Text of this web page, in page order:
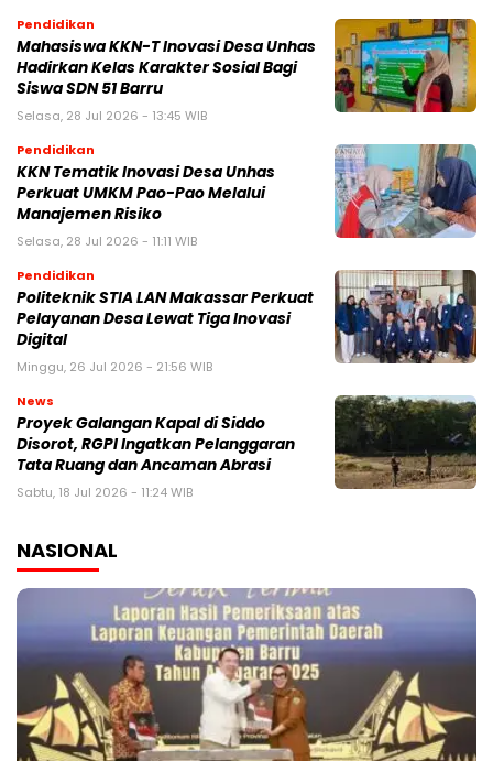
Pendidikan
Mahasiswa KKN-T Inovasi Desa Unhas
Hadirkan Kelas Karakter Sosial Bagi
Siswa SDN 51 Barru
Selasa, 28 Jul 2026 - 13:45 WIB
Pendidikan
KKN Tematik Inovasi Desa Unhas
Perkuat UMKM Pao-Pao Melalui
Manajemen Risiko
Selasa, 28 Jul 2026 - 11:11 WIB
Pendidikan
Politeknik STIA LAN Makassar Perkuat
Pelayanan Desa Lewat Tiga Inovasi
Digital
Minggu, 26 Jul 2026 - 21:56 WIB
News
Proyek Galangan Kapal di Siddo
Disorot, RGPI Ingatkan Pelanggaran
Tata Ruang dan Ancaman Abrasi
Sabtu, 18 Jul 2026 - 11:24 WIB
NASIONAL